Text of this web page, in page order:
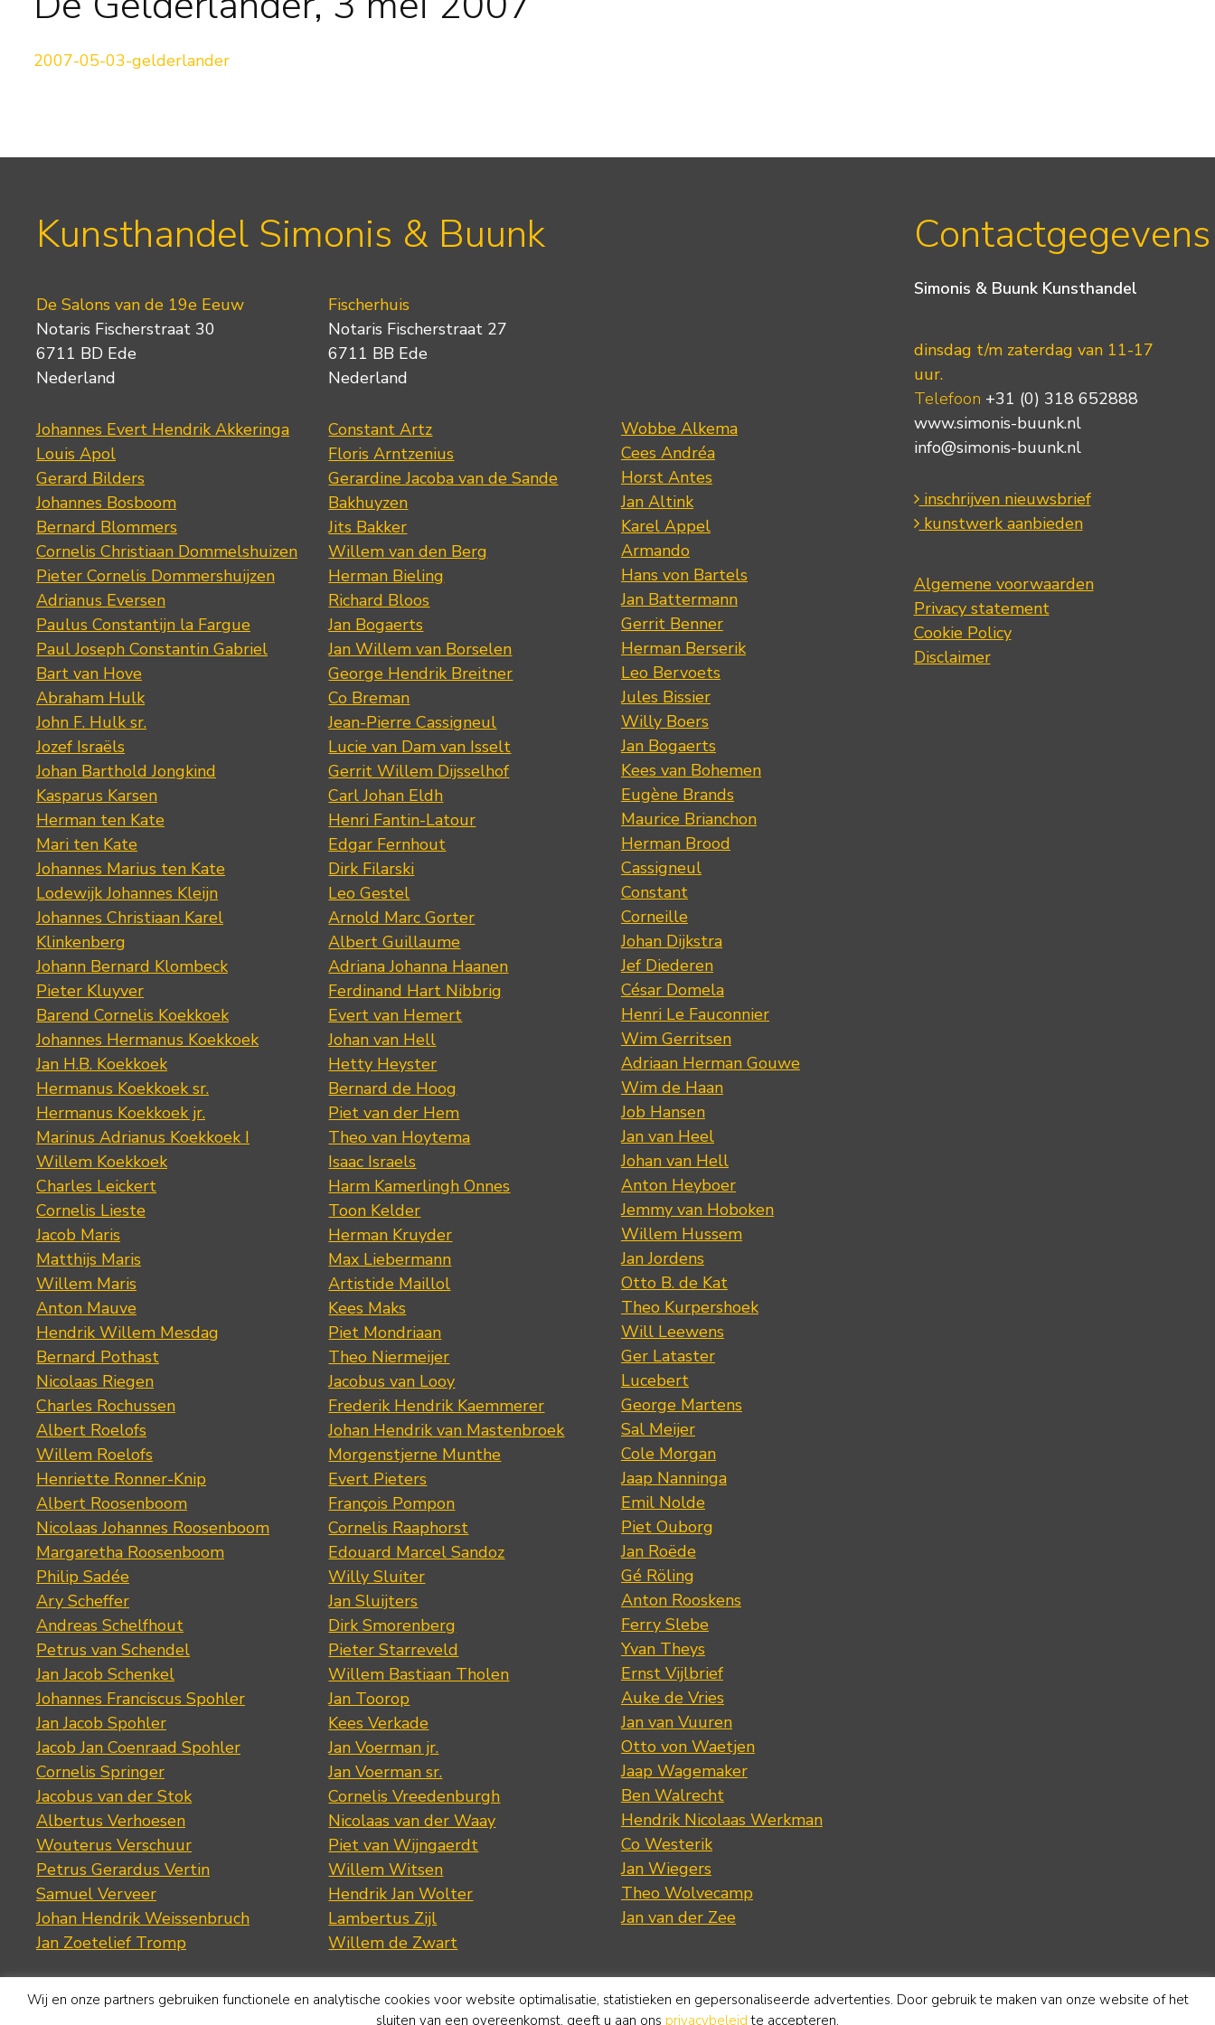
2007-05-03-gelderlander
Kunsthandel Simonis & Buunk
De Salons van de 19e Eeuw
Notaris Fischerstraat 30
6711 BD Ede
Nederland
Johannes Evert Hendrik Akkeringa
Louis Apol
Gerard Bilders
Johannes Bosboom
Bernard Blommers
Cornelis Christiaan Dommelshuizen
Pieter Cornelis Dommershuijzen
Adrianus Eversen
Paulus Constantijn la Fargue
Paul Joseph Constantin Gabriel
Bart van Hove
Abraham Hulk
John F. Hulk sr.
Jozef Israëls
Johan Barthold Jongkind
Kasparus Karsen
Herman ten Kate
Mari ten Kate
Johannes Marius ten Kate
Lodewijk Johannes Kleijn
Johannes Christiaan Karel
Klinkenberg
Johann Bernard Klombeck
Pieter Kluyver
Barend Cornelis Koekkoek
Johannes Hermanus Koekkoek
Jan H.B. Koekkoek
Hermanus Koekkoek sr.
Hermanus Koekkoek jr.
Marinus Adrianus Koekkoek I
Willem Koekkoek
Charles Leickert
Cornelis Lieste
Jacob Maris
Matthijs Maris
Willem Maris
Anton Mauve
Hendrik Willem Mesdag
Bernard Pothast
Nicolaas Riegen
Charles Rochussen
Albert Roelofs
Willem Roelofs
Henriette Ronner-Knip
Albert Roosenboom
Nicolaas Johannes Roosenboom
Margaretha Roosenboom
Philip Sadée
Ary Scheffer
Andreas Schelfhout
Petrus van Schendel
Jan Jacob Schenkel
Johannes Franciscus Spohler
Jan Jacob Spohler
Jacob Jan Coenraad Spohler
Cornelis Springer
Jacobus van der Stok
Albertus Verhoesen
Wouterus Verschuur
Petrus Gerardus Vertin
Samuel Verveer
Johan Hendrik Weissenbruch
Jan Zoetelief Tromp
Fischerhuis
Notaris Fischerstraat 27
6711 BB Ede
Nederland
Constant Artz
Floris Arntzenius
Gerardine Jacoba van de Sande
Bakhuyzen
Jits Bakker
Willem van den Berg
Herman Bieling
Richard Bloos
Jan Bogaerts
Jan Willem van Borselen
George Hendrik Breitner
Co Breman
Jean-Pierre Cassigneul
Lucie van Dam van Isselt
Gerrit Willem Dijsselhof
Carl Johan Eldh
Henri Fantin-Latour
Edgar Fernhout
Dirk Filarski
Leo Gestel
Arnold Marc Gorter
Albert Guillaume
Adriana Johanna Haanen
Ferdinand Hart Nibbrig
Evert van Hemert
Johan van Hell
Hetty Heyster
Bernard de Hoog
Piet van der Hem
Theo van Hoytema
Isaac Israels
Harm Kamerlingh Onnes
Toon Kelder
Herman Kruyder
Max Liebermann
Artistide Maillol
Kees Maks
Piet Mondriaan
Theo Niermeijer
Jacobus van Looy
Frederik Hendrik Kaemmerer
Johan Hendrik van Mastenbroek
Morgenstjerne Munthe
Evert Pieters
François Pompon
Cornelis Raaphorst
Edouard Marcel Sandoz
Willy Sluiter
Jan Sluijters
Dirk Smorenberg
Pieter Starreveld
Willem Bastiaan Tholen
Jan Toorop
Kees Verkade
Jan Voerman jr.
Jan Voerman sr.
Cornelis Vreedenburgh
Nicolaas van der Waay
Piet van Wijngaerdt
Willem Witsen
Hendrik Jan Wolter
Lambertus Zijl
Willem de Zwart
Wobbe Alkema
Cees Andréa
Horst Antes
Jan Altink
Karel Appel
Armando
Hans von Bartels
Jan Battermann
Gerrit Benner
Herman Berserik
Leo Bervoets
Jules Bissier
Willy Boers
Jan Bogaerts
Kees van Bohemen
Eugène Brands
Maurice Brianchon
Herman Brood
Cassigneul
Constant
Corneille
Johan Dijkstra
Jef Diederen
César Domela
Henri Le Fauconnier
Wim Gerritsen
Adriaan Herman Gouwe
Wim de Haan
Job Hansen
Jan van Heel
Johan van Hell
Anton Heyboer
Jemmy van Hoboken
Willem Hussem
Jan Jordens
Otto B. de Kat
Theo Kurpershoek
Will Leewens
Ger Lataster
Lucebert
George Martens
Sal Meijer
Cole Morgan
Jaap Nanninga
Emil Nolde
Piet Ouborg
Jan Roëde
Gé Röling
Anton Rooskens
Ferry Slebe
Yvan Theys
Ernst Vijlbrief
Auke de Vries
Jan van Vuuren
Otto von Waetjen
Jaap Wagemaker
Ben Walrecht
Hendrik Nicolaas Werkman
Co Westerik
Jan Wiegers
Theo Wolvecamp
Jan van der Zee
Contactgegevens
Simonis & Buunk Kunsthandel
dinsdag t/m zaterdag van 11-17
uur.
Telefoon +31 (0) 318 652888
www.simonis-buunk.nl
info@simonis-buunk.nl
inschrijven nieuwsbrief
kunstwerk aanbieden
Algemene voorwaarden
Privacy statement
Cookie Policy
Disclaimer
Wij en onze partners gebruiken functionele en analytische cookies voor website optimalisatie, statistieken en gepersonaliseerde advertenties. Door gebruik te maken van onze website of het
sluiten van een overeenkomst, geeft u aan ons privacybeleid te accepteren.